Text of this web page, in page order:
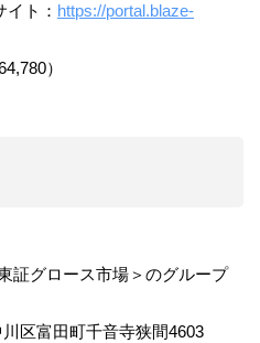
ト： https://portal.blaze-
）
証グロース市場＞のグループ
区富田町千音寺狭間4603